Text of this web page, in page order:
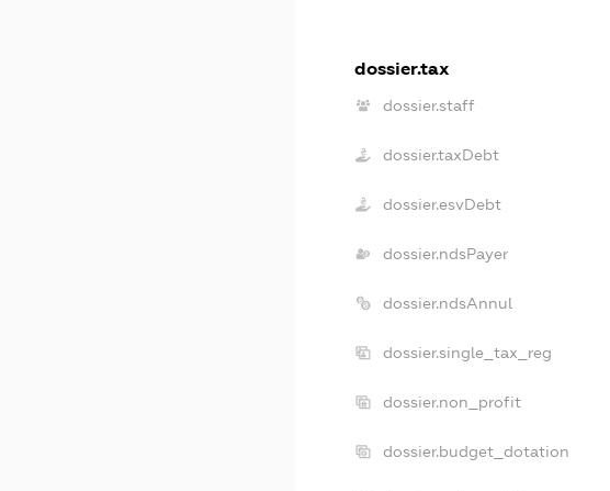
dossier.tax
dossier.staff
dossier.taxDebt
dossier.esvDebt
dossier.ndsPayer
dossier.ndsAnnul
dossier.single_tax_reg
dossier.non_profit
dossier.budget_dotation